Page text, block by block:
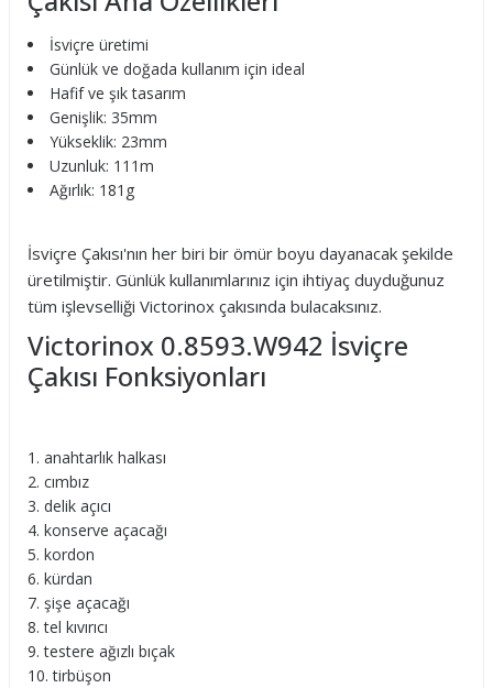
İsviçre üretimi
Günlük ve doğada kullanım için ideal
Hafif ve şık tasarım
Genişlik: 35mm
Yükseklik: 23mm
Uzunluk: 111m
Ağırlık: 181g
İsviçre Çakısı'nın her biri bir ömür boyu dayanacak şekilde
üretilmiştir. Günlük kullanımlarınız için ihtiyaç duyduğunuz
tüm işlevselliği Victorinox çakısında bulacaksınız.
Victorinox 0.8593.W942 İsviçre
Çakısı Fonksiyonları
anahtarlık halkası
cımbız
delik açıcı
konserve açacağı
kordon
kürdan
şişe açacağı
tel kıvırıcı
testere ağızlı bıçak
tirbüşon